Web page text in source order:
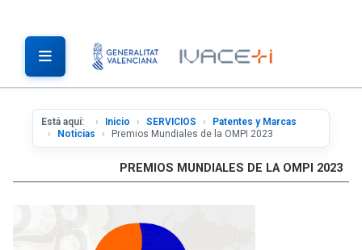
Está aquí: Inicio SERVICIOS
Patentes y Marcas
Noticias
Premios Mundiales de la OMPI 2023
PREMIOS MUNDIALES DE LA OMPI 2023